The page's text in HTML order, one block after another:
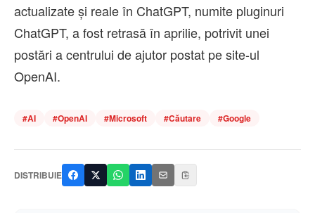
actualizate şi reale în ChatGPT, numite pluginuri
ChatGPT, a fost retrasă în aprilie, potrivit unei
postări a centrului de ajutor postat pe site-ul
OpenAI.
#AI #OpenAI #Microsoft #Căutare #Google
DISTRIBUIE